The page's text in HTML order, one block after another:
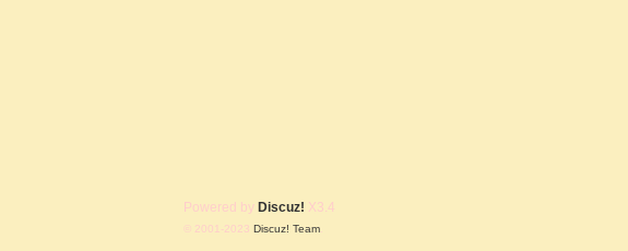
Powered by Discuz! X3.4
© 2001-2023 Discuz! Team